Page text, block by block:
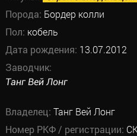
Порода: Бордер колли
Пол: кобель
Дата рождения: 13.07.2012
Заводчик:
Танг Вей Лонг
Владелец: Танг Вей Лонг
Номер РКФ / регистрации: